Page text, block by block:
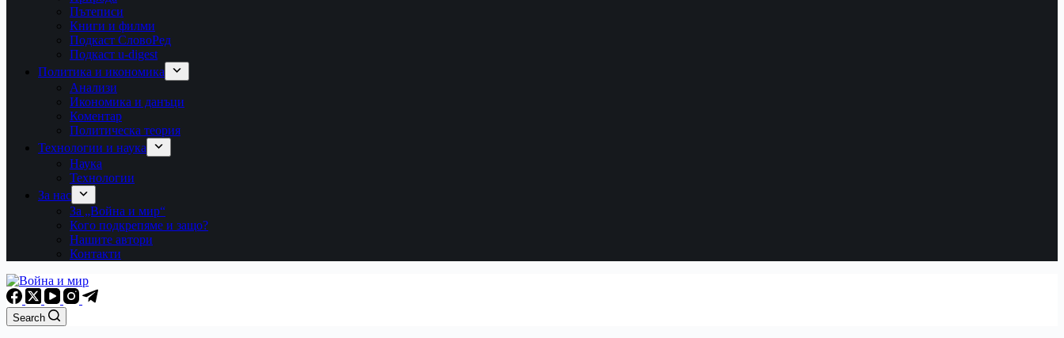
Пътеписи
Книги и филми
Подкаст СловоРед
Подкаст u-digest
Политика и икономика
Анализи
Икономика и данъци
Коментар
Политическа теория
Технологии и наука
Наука
Технологии
За нас
За „Война и мир“
Кого подкрепяме и защо?
Нашите автори
Контакти
Search